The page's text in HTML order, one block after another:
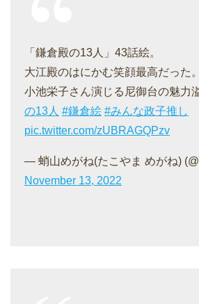
「鎌倉殿の13人」43話絵。
大江殿のはにかむ笑顔最高だった。
小池栄子さん演じる尼御台の魅力
の13人 #鎌倉絵 #みんな政子推し
pic.twitter.com/zUBRAGQPzv
— 蛸山めがね(たこやま めがね)
November 13, 2022